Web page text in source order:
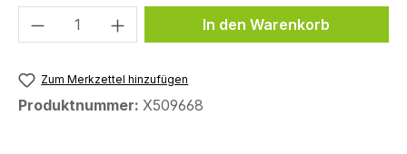
Produkt Anzahl: Gib denIn den Warenkorb
Zum Merkzettel hinzufügen
Produktnummer: X509668